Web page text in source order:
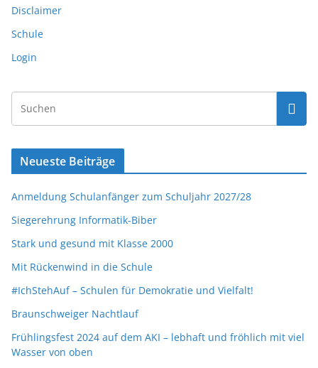
Disclaimer
Schule
Login
Neueste Beiträge
Anmeldung Schulanfänger zum Schuljahr 2027/28
Siegerehrung Informatik-Biber
Stark und gesund mit Klasse 2000
Mit Rückenwind in die Schule
#IchStehAuf – Schulen für Demokratie und Vielfalt!
Braunschweiger Nachtlauf
Frühlingsfest 2024 auf dem AKI – lebhaft und fröhlich mit viel
Wasser von oben